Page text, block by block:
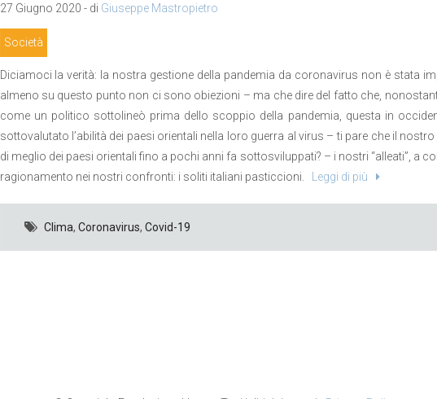
27 Giugno 2020 - di Giuseppe Mastropietro
Società
Diciamoci la verità: la nostra gestione della pandemia da coronavirus non è stata
almeno su questo punto non ci sono obiezioni – ma che dire del fatto che,
come un politico sottolineò prima dello scoppio della pandemia, questa in
sottovalutato l’abilità dei paesi orientali nella loro guerra al virus – ti pare che il
di meglio dei paesi orientali fino a pochi anni fa sottosviluppati? – i nostri “alleati”, a
ragionamento nei nostri confronti: i soliti italiani pasticcioni.
Leggi di più
Clima, Coronavirus, Covid-19